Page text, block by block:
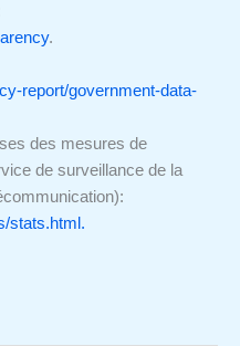
.
report/government-data-
des mesures de
de surveillance de la
stats.html.